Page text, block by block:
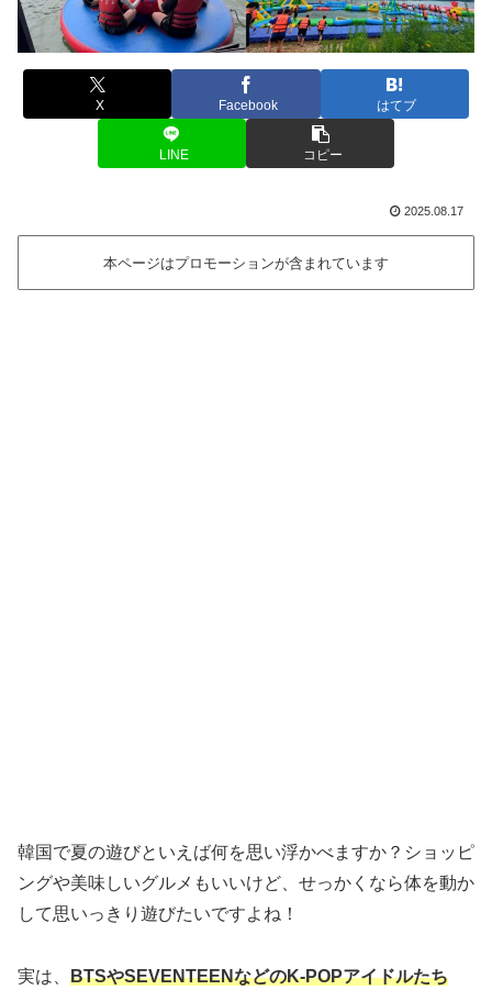
X Facebook はてブ
LINE コピー
2025.08.17
本ページはプロモーションが含まれています
韓国で夏の遊びといえば何を思い浮かべますか？ショッピ
ングや美味しいグルメもいいけど、せっかくなら体を動か
して思いっきり遊びたいですよね！
実は、 BTSやSEVENTEENなどのK-POPアイドルたち